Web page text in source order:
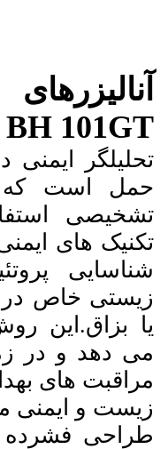
BH 101GT
تحلیلگر
حمل است که
تشخیصی
تکنیک های
شناسایی
زیستی خاص در
یا بزاق. این
می دهد و در
مراقبت های
زیست و ایمنی
طراحی فشرده